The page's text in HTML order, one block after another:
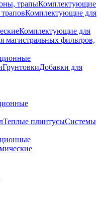
трапыКомплектующие
Комплектующие для
Комплектующие для
магистральных фильтров,
ГрунтовкиДобавки для
Теплые плинтусыСистемы